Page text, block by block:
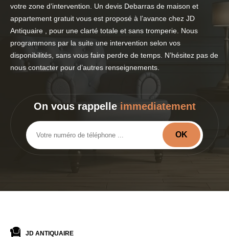
votre zone d’intervention. Un devis Debarras de maison et
appartement gratuit vous est proposé à l’avance chez JD
Antiquaire , pour une clarté totale et sans tromperie. Nous
programmons par la suite une intervention selon vos
disponibilités, sans vous faire perdre de temps. N’hésitez pas de
nous contacter pour d’autres renseignements.
On vous rappelle immediatement
JD ANTIQUAIRE